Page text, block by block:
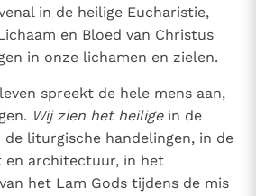
in de heilige Eucharistie,
en Bloed van Christus
in onze lichamen en zielen.
spreekt de hele mens aan,
Wij zien het heiligein de
de liturgische handelingen, in de
en architectuur, in het
het Lam Gods tijdens de mis